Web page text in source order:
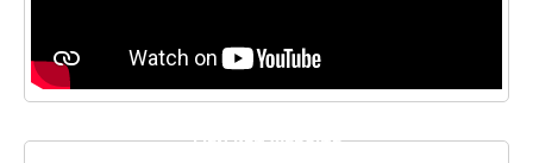
LIÊN KẾT WEBSITE